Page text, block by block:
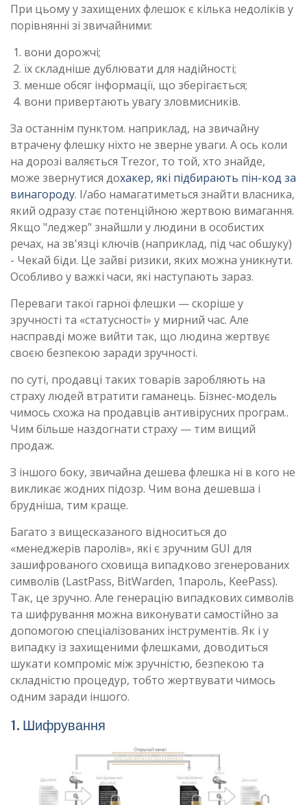
При цьому у захищених флешок є кілька недоліків у
порівнянні зі звичайними:
вони дорожчі;
їх складніше дублювати для надійності;
менше обсяг інформації, що зберігається;
вони привертають увагу зловмисників.
За останнім пунктом. наприклад, на звичайну
втрачену флешку ніхто не зверне уваги. А ось коли
на дорозі валяється Trezor, то той, хто знайде,
може звернутися дохакер, які підбирають пін-код за
винагороду. І/або намагатиметься знайти власника,
який одразу стає потенційною жертвою вимагання.
Якщо "леджер" знайшли у людини в особистих
речах, на зв'язці ключів (наприклад, під час обшуку)
- Чекай біди. Це зайві ризики, яких можна уникнути.
Особливо у важкі часи, які наступають зараз.
Переваги такої гарної флешки — скоріше у
зручності та «статусності» у мирний час. Але
насправді може вийти так, що людина жертвує
своєю безпекою заради зручності.
по суті, продавці таких товарів заробляють на
страху людей втратити гаманець. Бізнес-модель
чимось схожа на продавців антивірусних програм..
Чим більше наздогнати страху — тим вищий
продаж.
З іншого боку, звичайна дешева флешка ні в кого не
викликає жодних підозр. Чим вона дешевша і
брудніша, тим краще.
Багато з вищесказаного відноситься до
«менеджерів паролів», які є зручним GUI для
зашифрованого сховища випадково згенерованих
символів (LastPass, BitWarden, 1пароль, KeePass).
Так, це зручно. Але генерацію випадкових символів
та шифрування можна виконувати самостійно за
допомогою спеціалізованих інструментів. Як і у
випадку із захищеними флешками, доводиться
шукати компроміс між зручністю, безпекою та
складністю процедур, тобто жертвувати чимось
одним заради іншого.
1. Шифрування